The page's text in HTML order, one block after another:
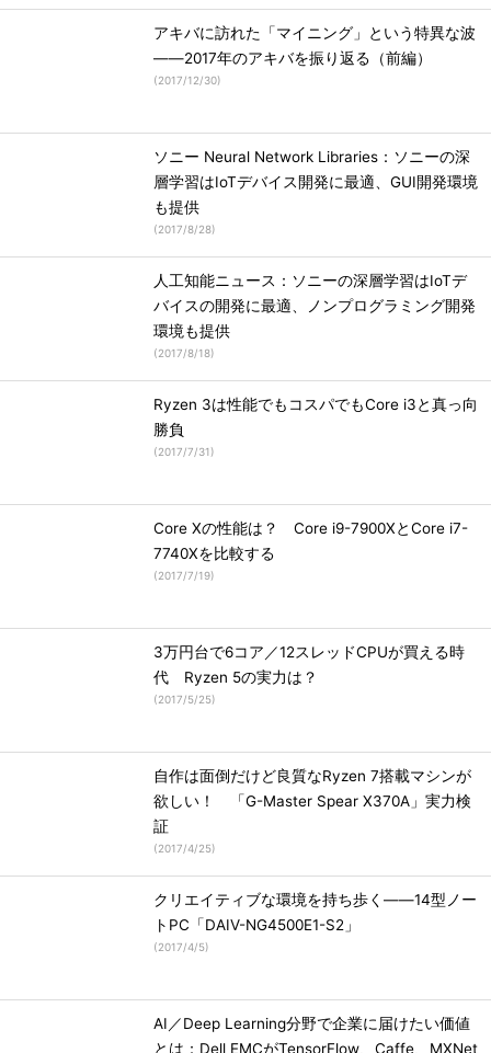
アキバに訪れた「マイニング」という特異な波
――2017年のアキバを振り返る（前編）
(2017/12/30)
ソニー Neural Network Libraries：ソニーの深
層学習はIoTデバイス開発に最適、GUI開発環境
も提供
(2017/8/28)
人工知能ニュース：ソニーの深層学習はIoTデ
バイスの開発に最適、ノンプログラミング開発
環境も提供
(2017/8/18)
Ryzen 3は性能でもコスパでもCore i3と真っ向
勝負
(2017/7/31)
Core Xの性能は？ Core i9-7900XとCore i7-
7740Xを比較する
(2017/7/19)
3万円台で6コア／12スレッドCPUが買える時
代 Ryzen 5の実力は？
(2017/5/25)
自作は面倒だけど良質なRyzen 7搭載マシンが
欲しい！ 「G-Master Spear X370A」実力検
証
(2017/4/25)
クリエイティブな環境を持ち歩く――14型ノー
トPC「DAIV-NG4500E1-S2」
(2017/4/5)
AI／Deep Learning分野で企業に届けたい価値
とは：Dell EMCがTensorFlow、Caffe、MXNet